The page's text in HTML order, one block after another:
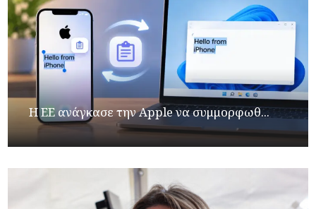
H ΕΕ ανάγκασε την Apple να συμμορφωθ...